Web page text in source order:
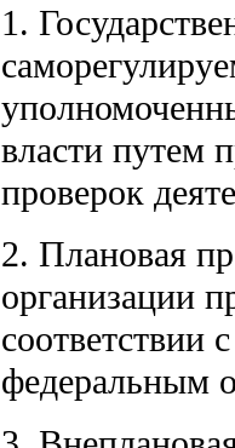
1.
власти путем
проверок
2. Плановая
организации
федеральным